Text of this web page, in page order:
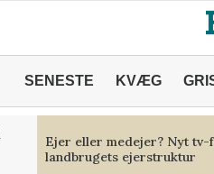
SENESTE KVÆG
Ejer eller medejer? Nyt
landbrugets ejerstruktur